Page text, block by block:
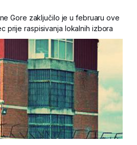
Gore zaključilo je u februaru ove
prije raspisivanja lokalnih izbora